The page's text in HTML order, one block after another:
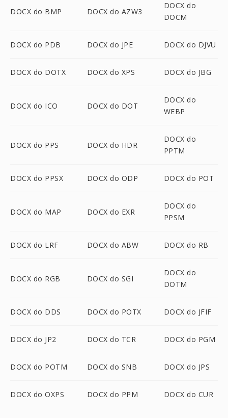
DOCX do BMP DOCX do AZW3
DOCX do
DOCM
DOCX do PDB DOCX do JPE DOCX do DJVU
DOCX do DOTX DOCX do XPS DOCX do JBG
DOCX do ICO DOCX do DOT
DOCX do
WEBP
DOCX do PPS DOCX do HDR
DOCX do
PPTM
DOCX do PPSX DOCX do ODP DOCX do POT
DOCX do MAP DOCX do EXR
DOCX do
PPSM
DOCX do LRF DOCX do ABW DOCX do RB
DOCX do RGB DOCX do SGI
DOCX do
DOTM
DOCX do DDS DOCX do POTX DOCX do JFIF
DOCX do JP2 DOCX do TCR DOCX do PGM
DOCX do POTM DOCX do SNB DOCX do JPS
DOCX do OXPS DOCX do PPM DOCX do CUR